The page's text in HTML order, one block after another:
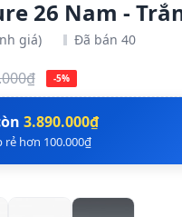
26 Nam -
giá) Đã bán 40
-5%
3.890.000₫
rẻ hơn 100.000₫